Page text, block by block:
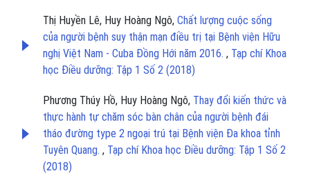
Thị Huyền Lê, Huy Hoàng Ngô, Chất lượng cuộc sống
của người bệnh suy thận mạn điều trị tại Bệnh viện Hữu
nghị Việt Nam - Cuba Đồng Hới năm 2016. , Tạp chí Khoa
học Điều dưỡng: Tập 1 Số 2 (2018)
Phương Thúy Hồ, Huy Hoàng Ngô, Thay đổi kiến thức và
thực hành tự chăm sóc bàn chân của người bệnh đái
tháo đường type 2 ngoại trú tại Bệnh viện Đa khoa tỉnh
Tuyên Quang. , Tạp chí Khoa học Điều dưỡng: Tập 1 Số 2
(2018)